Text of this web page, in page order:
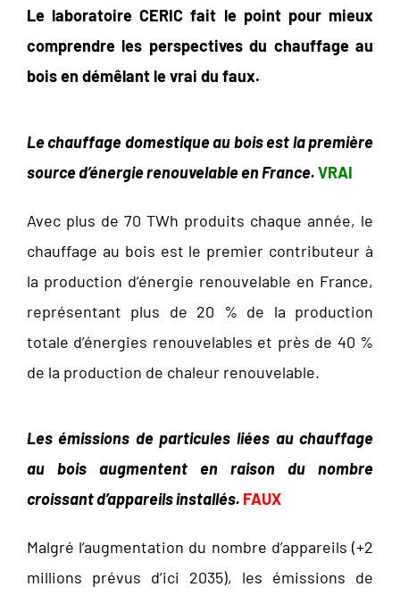
Le laboratoire CERIC fait le point pour mieux
comprendre les perspectives du chauffage au
bois en démêlant le vrai du faux.
Le chauffage domestique au bois est la première
source d’énergie renouvelable en France.VRAI
Avec plus de 70 TWh produits chaque année, le
chauffage au bois est le premier contributeur à
la production d’énergie renouvelable en France,
représentant plus de 20 % de la production
totale d’énergies renouvelables et près de 40 %
de la production de chaleur renouvelable.
Les émissions de particules liées au chauffage
au bois augmentent en raison du nombre
croissant d’appareils installés. FAUX
Malgré l’augmentation du nombre d’appareils (+2
millions prévus d’ici 2035), les émissions de